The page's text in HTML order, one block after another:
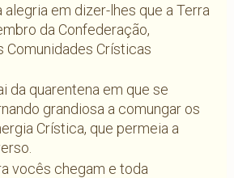
alegria em dizer-lhes que a Terra
da Confederação,
Comunidades Crísticas
da quarentena em que se
grandiosa a comungar os
Crística, que permeia a
vocês chegam e toda